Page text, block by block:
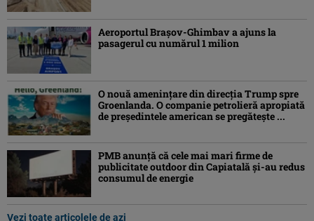
Aeroportul Brașov-Ghimbav a ajuns la
pasagerul cu numărul 1 milion
O nouă amenințare din direcția Trump spre
Groenlanda. O companie petrolieră apropiată
de președintele american se pregătește ...
PMB anunță că cele mai mari firme de
publicitate outdoor din Capiatală și-au redus
consumul de energie
Vezi toate articolele de azi